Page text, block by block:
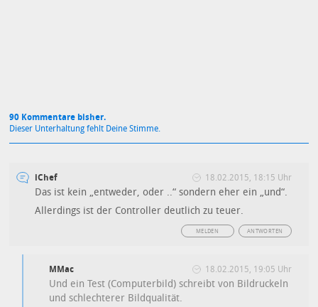
90 Kommentare bisher.
Dieser Unterhaltung fehlt Deine Stimme.
iChef 18.02.2015, 18:15 Uhr
Das ist kein „entweder, oder ..“ sondern eher ein „und“.
Allerdings ist der Controller deutlich zu teuer.
ANTWORTEN
MELDEN
MMac 18.02.2015, 19:05 Uhr
Und ein Test (Computerbild) schreibt von Bildruckeln
und schlechterer Bildqualität.